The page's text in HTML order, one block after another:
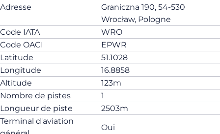
Adresse
Graniczna 190, 54-530
Wrocław, Pologne
Code IATA
WRO
Code OACI
EPWR
Latitude
51.1028
Longitude
16.8858
Altitude
123m
Nombre de pistes
1
Longueur de piste
2503m
Terminal d'aviation
Oui